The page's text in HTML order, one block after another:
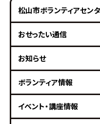
松山市ボランティアセン
おせったい通信
お知らせ
ボランティア情報
イベント・講座情報